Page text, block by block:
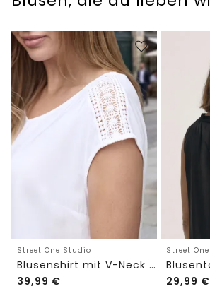
Street One Studio
Blusenshirt mit V-Neck und Spitze
39,99 €
Street One
29,99 €